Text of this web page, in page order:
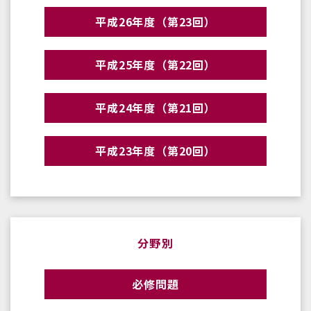
平成26年度（第23回）
平成25年度（第22回）
平成24年度（第21回）
平成23年度（第20回）
分野別
必修問題